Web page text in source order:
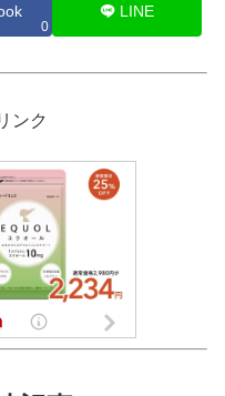
0
LINE
ンク